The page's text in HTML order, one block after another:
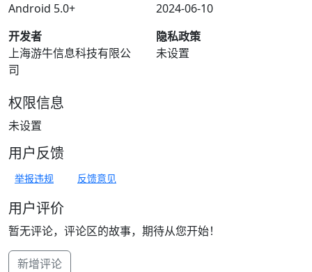
Android 5.0+
2024-06-10
开发者
上海游牛信息科技有限公
司
隐私政策
未设置
权限信息
未设置
用户反馈
举报违规 反馈意见
用户评价
暂无评论，评论区的故事，期待从您开始！
新增评论